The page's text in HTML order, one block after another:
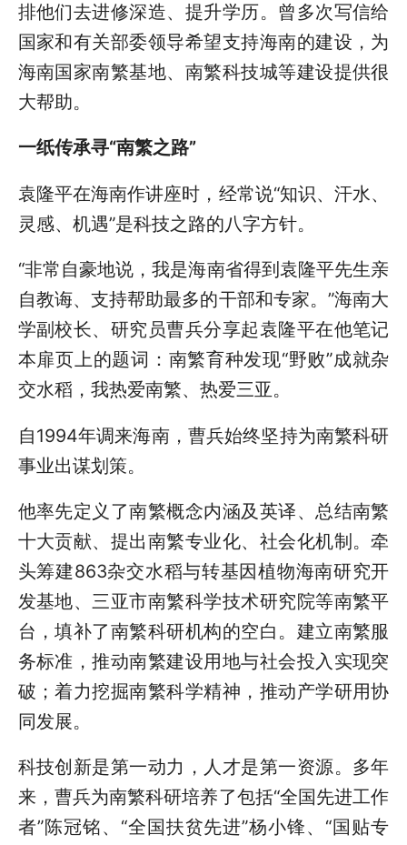
排他们去进修深造、提升学历。曾多次写信给
国家和有关部委领导希望支持海南的建设，为
海南国家南繁基地、南繁科技城等建设提供很
大帮助。
一纸传承寻“南繁之路”
袁隆平在海南作讲座时，经常说“知识、汗水、
灵感、机遇”是科技之路的八字方针。
“非常自豪地说，我是海南省得到袁隆平先生亲
自教诲、支持帮助最多的干部和专家。”海南大
学副校长、研究员曹兵分享起袁隆平在他笔记
本扉页上的题词：南繁育种发现“野败”成就杂
交水稻，我热爱南繁、热爱三亚。
自1994年调来海南，曹兵始终坚持为南繁科研
事业出谋划策。
他率先定义了南繁概念内涵及英译、总结南繁
十大贡献、提出南繁专业化、社会化机制。牵
头筹建863杂交水稻与转基因植物海南研究开
发基地、三亚市南繁科学技术研究院等南繁平
台，填补了南繁科研机构的空白。建立南繁服
务标准，推动南繁建设用地与社会投入实现突
破；着力挖掘南繁科学精神，推动产学研用协
同发展。
科技创新是第一动力，人才是第一资源。多年
来，曹兵为南繁科研培养了包括“全国先进工作
者”陈冠铭、“全国扶贫先进”杨小锋、“国贴专